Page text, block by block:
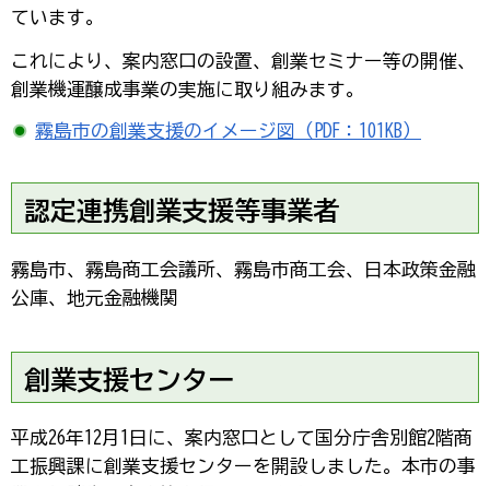
ています。
これにより、案内窓口の設置、創業セミナー等の開催、
創業機運醸成事業の実施に取り組みます。
霧島市の創業支援のイメージ図（PDF：101KB）
認定連携創業支援等事業者
霧島市、霧島商工会議所、霧島市商工会、日本政策金融
公庫、地元金融機関
創業支援センター
平成26年12月1日に、案内窓口として国分庁舎別館2階商
工振興課に創業支援センターを開設しました。本市の事